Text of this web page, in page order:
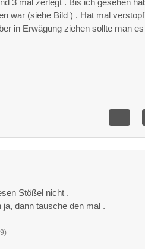
3 mal zerlegt . Bis ich gesehen
war (siehe Bild ) . Hat mal
in Erwägung ziehen sollte man es
Stößel nicht .
dann tausche den mal .
)